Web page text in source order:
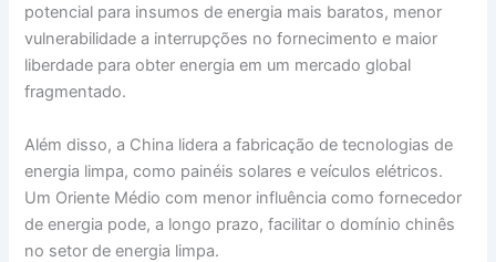
potencial para insumos de energia mais baratos, menor
vulnerabilidade a interrupções no fornecimento e maior
liberdade para obter energia em um mercado global
fragmentado.
Além disso, a China lidera a fabricação de tecnologias de
energia limpa, como painéis solares e veículos elétricos.
Um Oriente Médio com menor influência como fornecedor
de energia pode, a longo prazo, facilitar o domínio chinês
no setor de energia limpa.